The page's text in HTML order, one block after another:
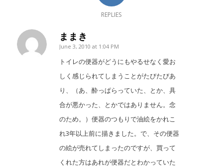
REPLIES
ままき
says:
June 3, 2010 at 1:04 PM
トイレの便器がどうにもやるせなく愛お
しく感じられてしまうことがたびたびあ
り、（あ、酔っぱらっていた、とか、具
合が悪かった、とかではありません。念
のため。）便器のつもりで油絵をかれこ
れ3年以上前に描きました。で、その便器
の絵が売れてしまったのですが、買って
くれた方はあれが便器だとわかっていた